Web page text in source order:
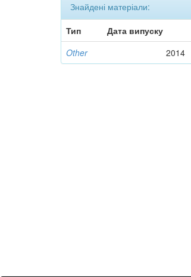
Знайдені матеріали:
Тип
Дата випуску
Other
2014